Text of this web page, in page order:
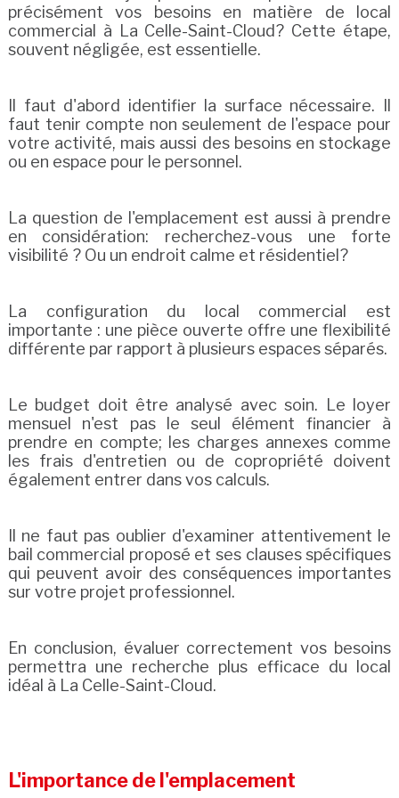
précisément vos besoins en matière de local
commercial à La Celle-Saint-Cloud? Cette étape,
souvent négligée, est essentielle.
Il faut d'abord identifier la surface nécessaire. Il
faut tenir compte non seulement de l'espace pour
votre activité, mais aussi des besoins en stockage
ou en espace pour le personnel.
La question de l'emplacement est aussi à prendre
en considération: recherchez-vous une forte
visibilité ? Ou un endroit calme et résidentiel?
La configuration du local commercial est
importante : une pièce ouverte offre une flexibilité
différente par rapport à plusieurs espaces séparés.
Le budget doit être analysé avec soin. Le loyer
mensuel n'est pas le seul élément financier à
prendre en compte; les charges annexes comme
les frais d'entretien ou de copropriété doivent
également entrer dans vos calculs.
Il ne faut pas oublier d'examiner attentivement le
bail commercial proposé et ses clauses spécifiques
qui peuvent avoir des conséquences importantes
sur votre projet professionnel.
En conclusion, évaluer correctement vos besoins
permettra une recherche plus efficace du local
idéal à La Celle-Saint-Cloud.
L'importance de l'emplacement